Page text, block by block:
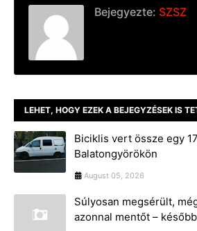
Bejegyezte: SZSZ
LEHET, HOGY EZEK A BEJEGYZÉSEK IS
Biciklis vert össze egy
Balatongyörökön
August 05, 2026
Súlyosan megsérült,
azonnal mentőt –